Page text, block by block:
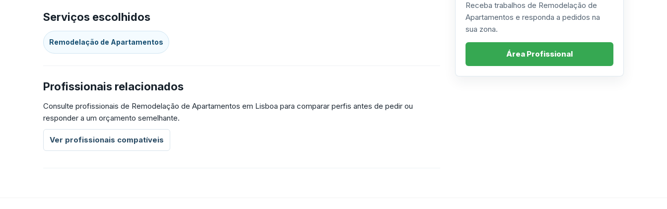
Serviços escolhidos
Remodelação de Apartamentos
Profissionais relacionados
Consulte profissionais de Remodelação de Apartamentos em Lisboa para comparar perfis antes de pedir ou
responder a um orçamento semelhante.
Ver profissionais compatíveis
Receba trabalhos de Remodelação de
Apartamentos e responda a pedidos na
sua zona.
Área Profissional